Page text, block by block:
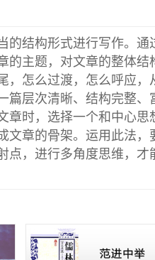
的结构形式进行写作。
的主题，对文章的整体
，怎么过渡，怎么呼应
篇层次清晰、结构完整
章时，选择一个和中心
文章的骨架。运用此法
点，进行多角度思维，